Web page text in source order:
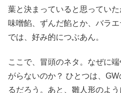
葉と決まっていると思っていた
味噌餡、ずんだ餡とか、バラ
では、好み的につぶあん。
ここで、冒頭のネタ。なぜに
がらないのか？ ひとつは、
るだろう。あと、雛人形のよ